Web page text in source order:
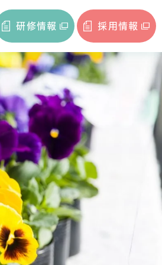
研修情報 採用情報